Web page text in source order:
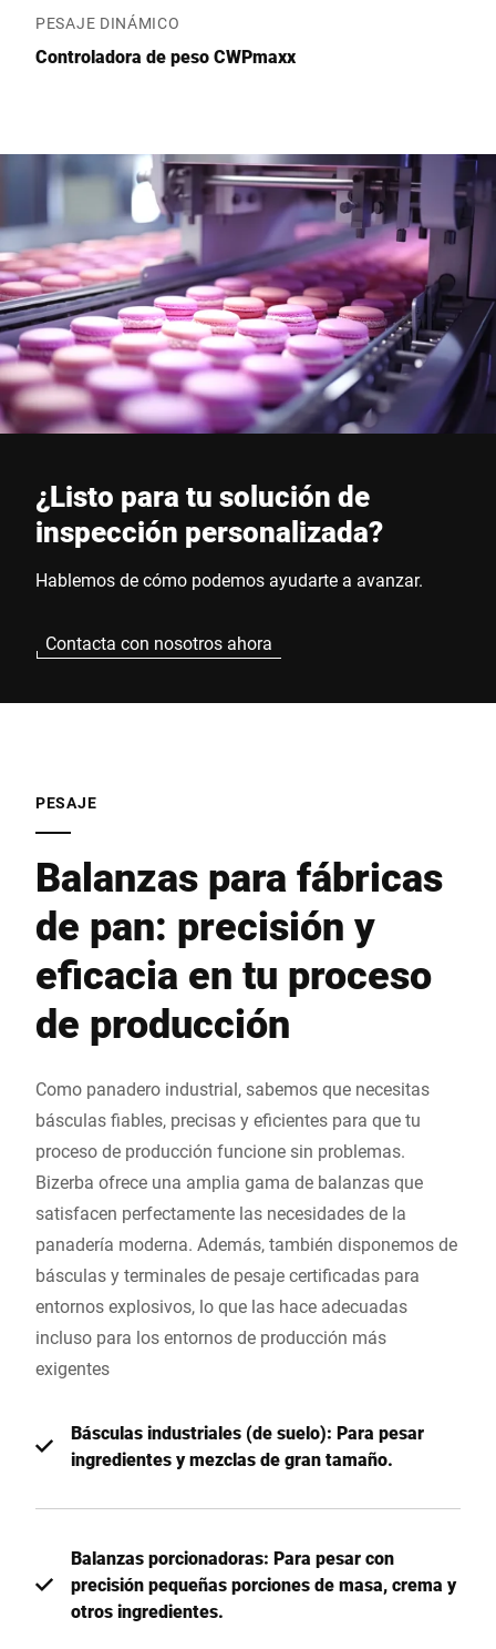
PESAJE DINÁMICO
Controladora de peso CWPmaxx
¿Listo para tu solución de
inspección personalizada?
Hablemos de cómo podemos ayudarte a avanzar.
Contacta con nosotros ahora
PESAJE
Balanzas para fábricas
de pan: precisión y
eficacia en tu proceso
de producción
Como panadero industrial, sabemos que necesitas
básculas fiables, precisas y eficientes para que tu
proceso de producción funcione sin problemas.
Bizerba ofrece una amplia gama de balanzas que
satisfacen perfectamente las necesidades de la
panadería moderna. Además, también disponemos de
básculas y terminales de pesaje certificadas para
entornos explosivos, lo que las hace adecuadas
incluso para los entornos de producción más
exigentes
Básculas industriales (de suelo): Para pesar
ingredientes y mezclas de gran tamaño.
Balanzas porcionadoras: Para pesar con
precisión pequeñas porciones de masa, crema y
otros ingredientes.